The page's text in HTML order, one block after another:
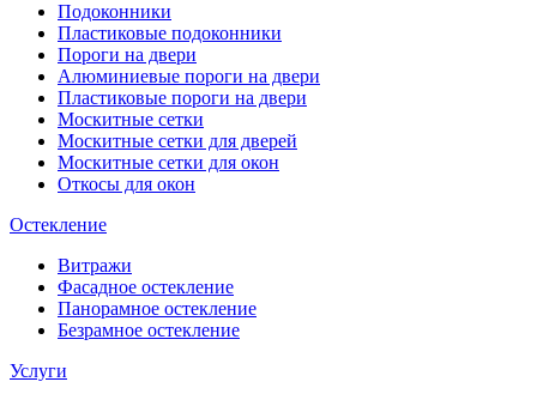
Подоконники
Пластиковые подоконники
Пороги на двери
Алюминиевые пороги на двери
Пластиковые пороги на двери
Москитные сетки
Москитные сетки для дверей
Москитные сетки для окон
Откосы для окон
Остекление
Витражи
Фасадное остекление
Панорамное остекление
Безрамное остекление
Услуги